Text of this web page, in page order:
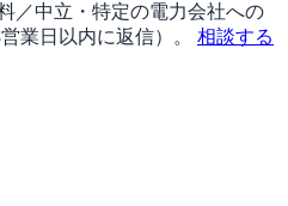
／中立・特定の電力会社への
業日以内に返信）。
相談する